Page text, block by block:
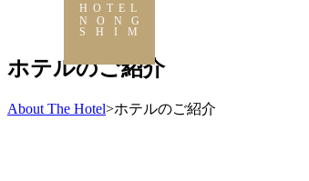
ホテルのご紹介
About The Hotel>ホテルのご紹介
HOTEL
NONG
SHIM